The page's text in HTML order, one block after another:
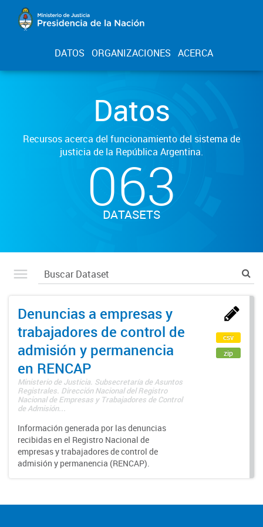
DATOS ORGANIZACIONES ACERCA
Datos
Recursos acerca del funcionamiento del sistema de
justicia de la República Argentina.
063
DATASETS
Denuncias a empresas y
trabajadores de control de
admisión y permanencia
en RENCAP
Ministerio de Justicia. Subsecretaría de Asuntos
Registrales. Dirección Nacional del Registro
Nacional de Empresas y Trabajadores de Control
de Admisión...
Información generada por las denuncias
recibidas en el Registro Nacional de
empresas y trabajadores de control de
admisión y permanencia (RENCAP).
csv
zip